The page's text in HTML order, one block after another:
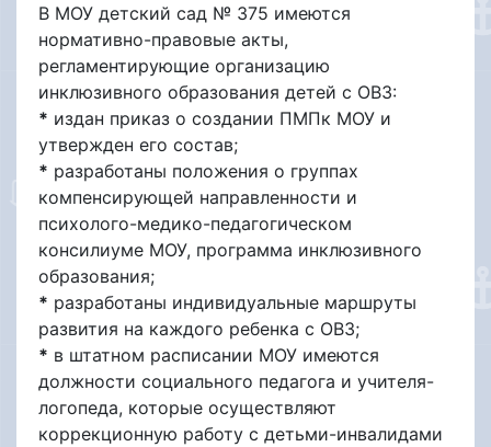
В МОУ детский сад № 375 имеются
нормативно-правовые акты,
регламентирующие организацию
инклюзивного образования детей с ОВЗ:
* издан приказ о создании ПМПк МОУ и
утвержден его состав;
* разработаны положения о группах
компенсирующей направленности и
психолого-медико-педагогическом
консилиуме МОУ, программа инклюзивного
образования;
* разработаны индивидуальные маршруты
развития на каждого ребенка с ОВЗ;
* в штатном расписании МОУ имеются
должности социального педагога и учителя-
логопеда, которые осуществляют
коррекционную работу с детьми-инвалидами